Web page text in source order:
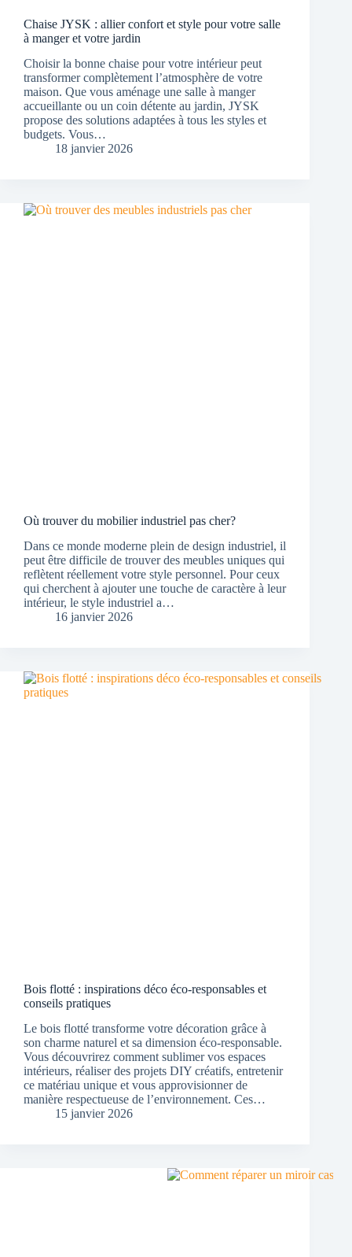
Chaise JYSK : allier confort et style pour votre salle
à manger et votre jardin
Choisir la bonne chaise pour votre intérieur peut
transformer complètement l’atmosphère de votre
maison. Que vous aménage une salle à manger
accueillante ou un coin détente au jardin, JYSK
propose des solutions adaptées à tous les styles et
budgets. Vous…
18 janvier 2026
Où trouver du mobilier industriel pas cher?
Dans ce monde moderne plein de design industriel, il
peut être difficile de trouver des meubles uniques qui
reflètent réellement votre style personnel. Pour ceux
qui cherchent à ajouter une touche de caractère à leur
intérieur, le style industriel a…
16 janvier 2026
Bois flotté : inspirations déco éco-responsables et
conseils pratiques
Le bois flotté transforme votre décoration grâce à
son charme naturel et sa dimension éco-responsable.
Vous découvrirez comment sublimer vos espaces
intérieurs, réaliser des projets DIY créatifs, entretenir
ce matériau unique et vous approvisionner de
manière respectueuse de l’environnement. Ces…
15 janvier 2026